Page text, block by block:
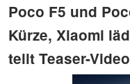
Poco F5 und
Kürze, Xiaomi
teilt Teaser-Video